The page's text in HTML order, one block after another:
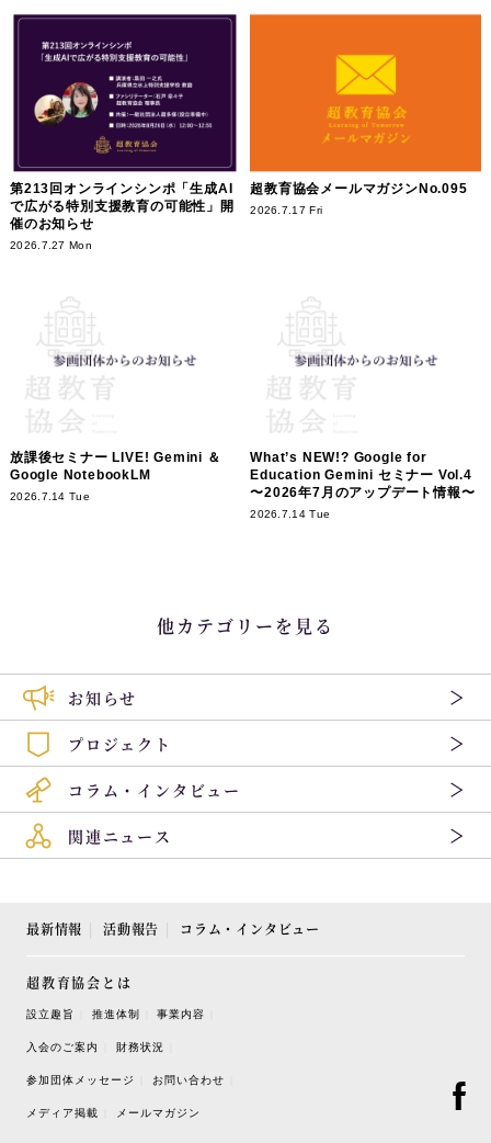
第213回オンラインシンポ「生成AI
で広がる特別支援教育の可能性」開
催のお知らせ
2026.7.27 Mon
超教育協会メールマガジンNo.095
2026.7.17 Fri
放課後セミナー LIVE! Gemini ＆
Google NotebookLM
2026.7.14 Tue
What’s NEW!? Google for
Education Gemini セミナー Vol.4
〜2026年7月のアップデート情報〜
2026.7.14 Tue
他カテゴリーを見る
お知らせ
プロジェクト
コラム・インタビュー
関連ニュース
最新情報 活動報告 コラム・インタビュー
超教育協会とは
設立趣旨 推進体制 事業内容
入会のご案内 財務状況
参加団体メッセージ お問い合わせ
メディア掲載 メールマガジン